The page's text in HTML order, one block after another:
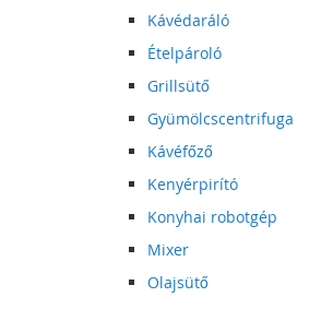
Kávédaráló
Ételpároló
Grillsütő
Gyümölcscentrifuga
Kávéfőző
Kenyérpirító
Konyhai robotgép
Mixer
Olajsütő